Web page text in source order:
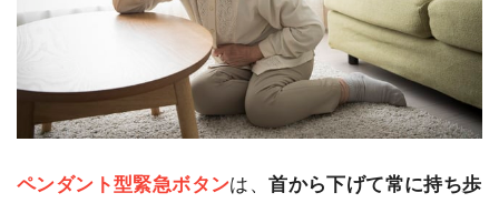
ペンダント型緊急ボタンは、首から下げて常に持ち歩